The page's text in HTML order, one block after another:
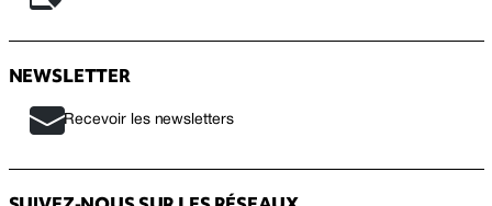
NEWSLETTER
Recevoir les newsletters